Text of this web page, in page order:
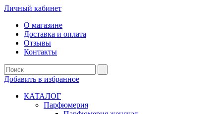
Личный кабинет
О магазине
Доставка и оплата
Отзывы
Контакты
Добавить в избранное
КАТАЛОГ
Парфюмерия